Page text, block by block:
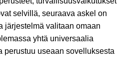
selvillä, seuraava askel on
järjestelmä valitaan omaan
yhtä universaalia
perustuu useaan sovelluksesta